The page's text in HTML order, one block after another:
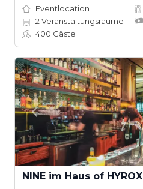
Eventlocation
2 Veranstaltungsräume
400 Gäste
NINE im Haus of HYROX